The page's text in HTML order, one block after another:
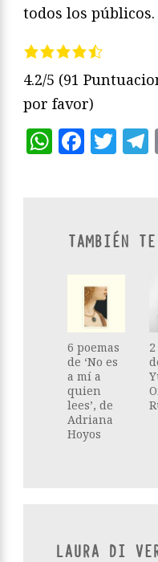
todos los públicos.
4.2/5 (91
por favor)
TAMBIÉN
6 poemas
de ‘No es
a mí a
quien
lees’, de
Adriana
Hoyos
LAURA DI